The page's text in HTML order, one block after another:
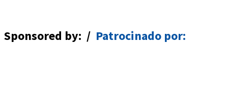
Sponsored by: / Patrocinado por: